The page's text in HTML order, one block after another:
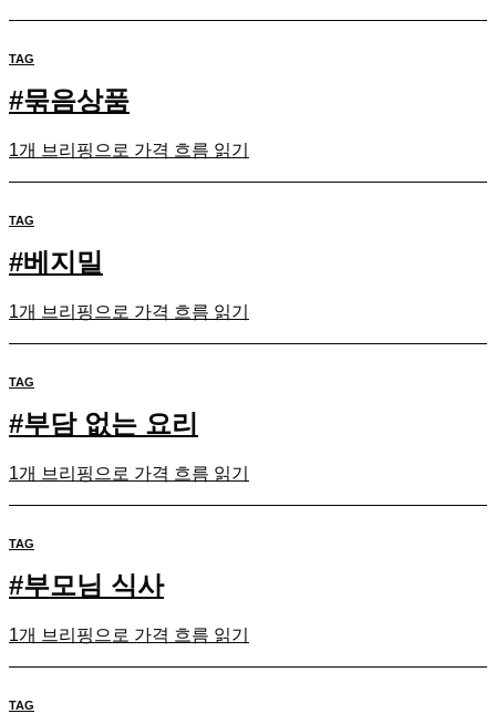
TAG
#묶음상품
1개 브리핑으로 가격 흐름 읽기
TAG
#베지밀
1개 브리핑으로 가격 흐름 읽기
TAG
#부담 없는 요리
1개 브리핑으로 가격 흐름 읽기
TAG
#부모님 식사
1개 브리핑으로 가격 흐름 읽기
TAG